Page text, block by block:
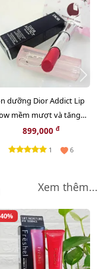
dưỡng Dior Addict Lip
mềm mượt và tăng
môi, #074 Jelly - hồng
(New)
899,000 đ
1 6
Xem thêm...